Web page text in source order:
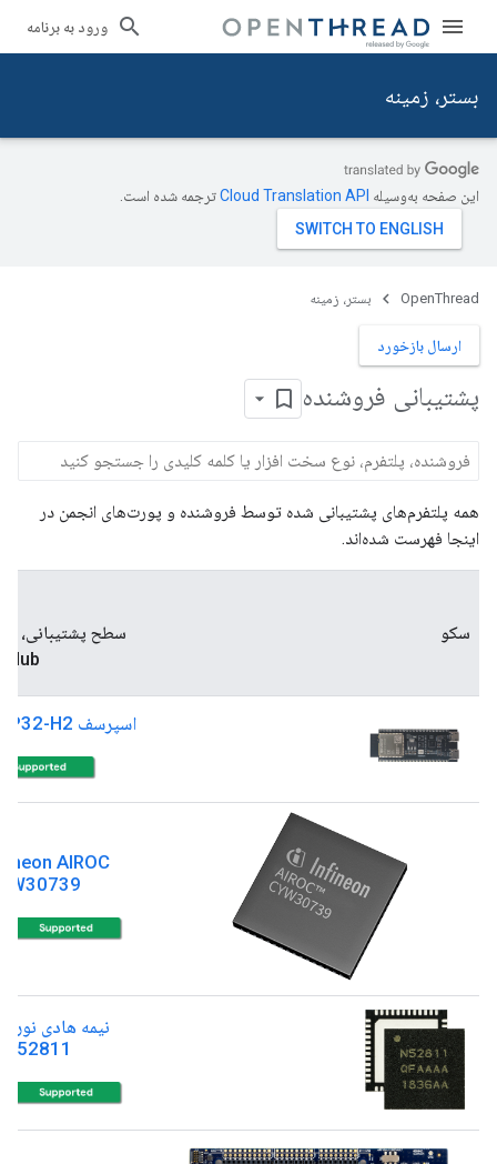
ورود به برنامه
بستر، زمینه
این صفحه به‌وسیله ترجمه شده است.
OpenThread بستر، زمینه
ارسال بازخورد
پشتیبانی فروشنده
همه پلتفرم‌های پشتیبانی شده توسط فروشنده و پورت‌های انجمن در
اینجا فهرست شده‌اند.
سکو
سطح پشتیبانی،
اسپرسف ESP32-H2
AIROC
نیمه هادی